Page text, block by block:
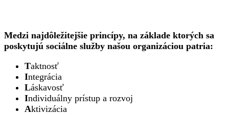
Medzi najdôležitejšie princípy, na základe ktorých sa
poskytujú sociálne služby našou organizáciou patria:
Taktnosť
Integrácia
Láskavosť
Individuálny prístup a rozvoj
Aktivizácia